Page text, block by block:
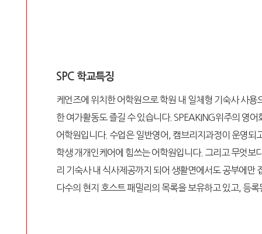
SPC 학교특징
케언즈에 위치한 어학원으로 학원 내 일체형 기숙사 사
한 여가활동도 즐길 수 있습니다. SPEAKING위주의 영
어학원입니다. 수업은 일반영어, 캠브리지과정이 운영되
학생 개개인케어에 힘쓰는 어학원입니다. 그리고 무엇보
리 기숙사 내 식사제공까지 되어 생활면에서도 공부에만
다수의 현지 호스트 패밀리의 목록을 보유하고 있고, 등